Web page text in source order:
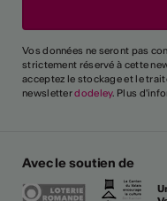
Vos données ne seront pas
strictement réservé à cette
acceptez le stockage et le
newsletterdodeley. Plus
Avec le soutien de